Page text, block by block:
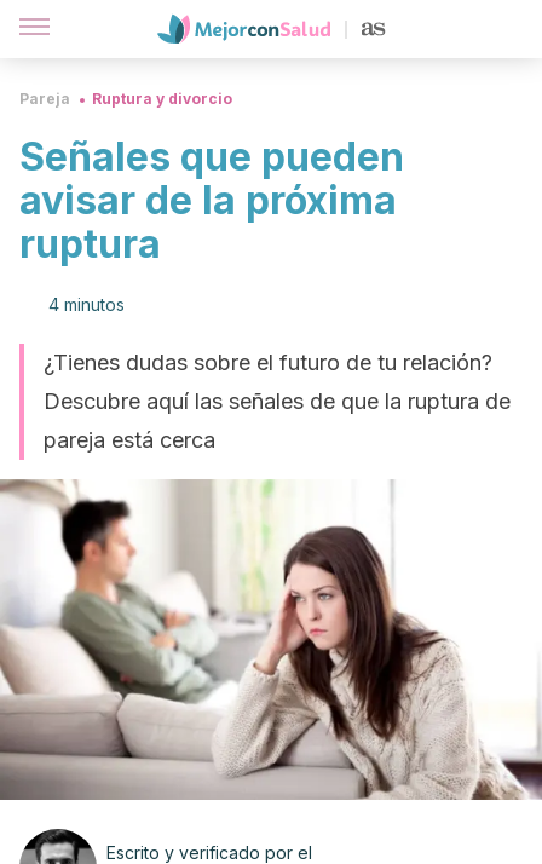
Pareja Ruptura y divorcio
Señales que pueden
avisar de la próxima
ruptura
4 minutos
¿Tienes dudas sobre el futuro de tu relación?
Descubre aquí las señales de que la ruptura de
pareja está cerca
Escrito y verificado por el